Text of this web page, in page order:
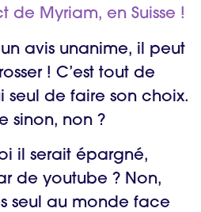
de Myriam, en Suisse !
avis unanime, il peut
! C’est tout de
seul de faire son choix.
sinon, non ?
il serait épargné,
de youtube ? Non,
seul au monde face